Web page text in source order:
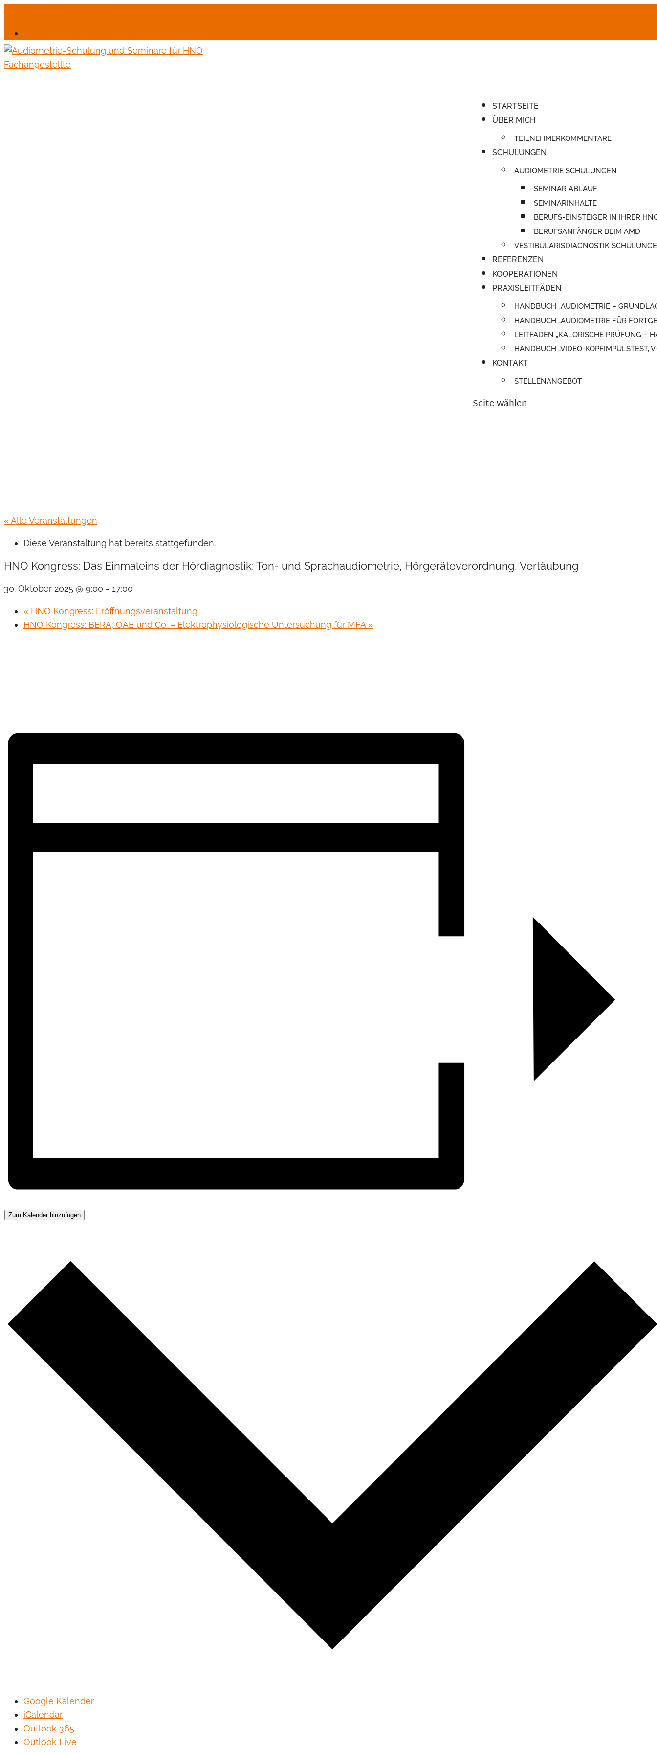
STARTSEITE
ÜBER MICH
TEILNEHMERKOMMENTARE
SCHULUNGEN
AUDIOMETRIE SCHULUNGEN
SEMINAR ABLAUF
SEMINARINHALTE
BERUFS-EINSTEIGER IN IHRER
BERUFSANFÄNGER BEIM AMD
VESTIBULARISDIAGNOSTIK
REFERENZEN
KOOPERATIONEN
PRAXISLEITFÄDEN
HANDBUCH „AUDIOMETRIE –
HANDBUCH „AUDIOMETRIE FÜR
LEITFADEN „KALORISCHE PRÜFUNG –
HANDBUCH „VIDEO-KOPFIMPULSTEST,
KONTAKT
STELLENANGEBOT
Seite wählen
« Alle Veranstaltungen
Diese Veranstaltung hat bereits stattgefunden.
HNO Kongress: Das Einmaleins der Hördiagnostik: Ton- und Sprachaudiometrie, Hörgeräteverordnung, Vertäubung
30. Oktober 2025 @ 9:00 - 17:00
« HNO Kongress: Eröffnungsveranstaltung
HNO Kongress: BERA, OAE und Co. – Elektrophysiologische Untersuchung für MFA »
Zum Kalender hinzufügen
Google Kalender
iCalendar
Outlook 365
Outlook Live